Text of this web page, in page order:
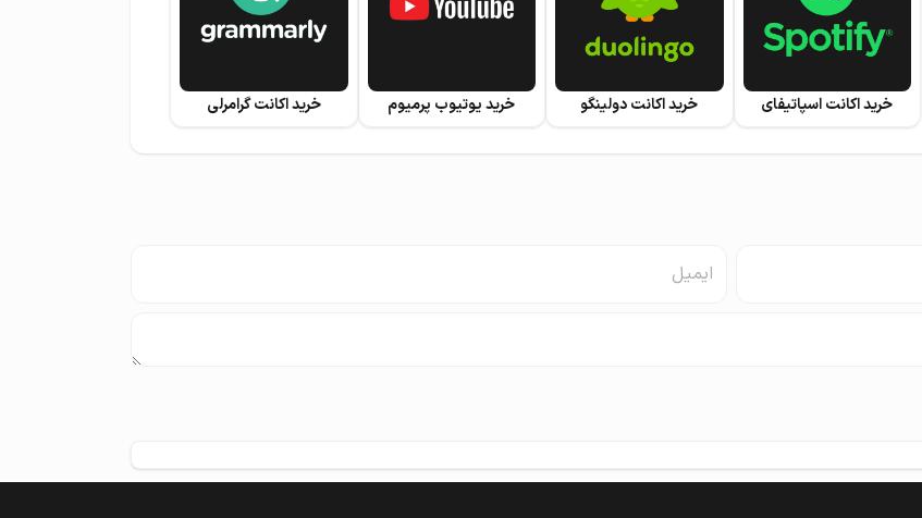
خرید اکانت اسپاتیفای خرید اکانت دولینگو خرید یوتیوب پرمیوم خرید اکانت گرامرلی